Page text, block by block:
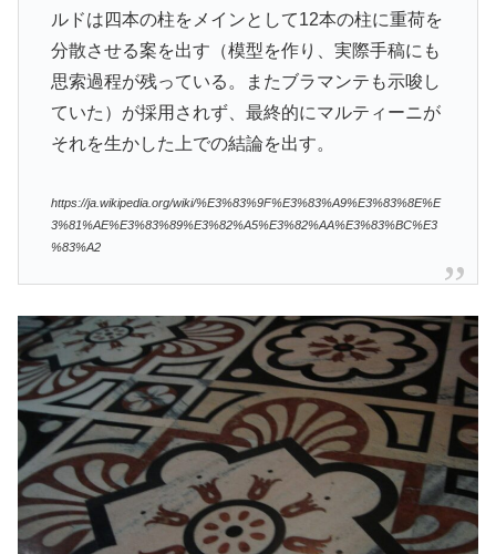
ルドは四本の柱をメインとして12本の柱に重荷を
分散させる案を出す（模型を作り、実際手稿にも
思索過程が残っている。またブラマンテも示唆し
ていた）が採用されず、最終的にマルティーニが
それを生かした上での結論を出す。
https://ja.wikipedia.org/wiki/%E3%83%9F%E3%83%A9%E3%83%8E%E
3%81%AE%E3%83%89%E3%82%A5%E3%82%AA%E3%83%BC%E3
%83%A2